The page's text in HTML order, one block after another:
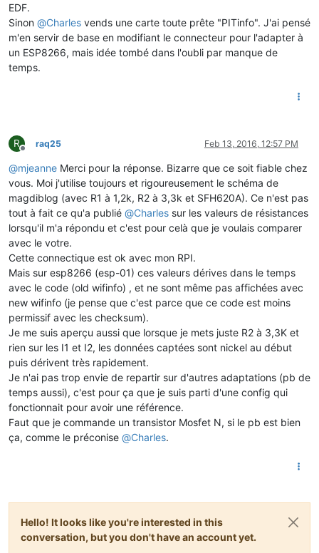
EDF.
Sinon @Charles vends une carte toute prête "PITinfo". J'ai pensé
m'en servir de base en modifiant le connecteur pour l'adapter à
un ESP8266, mais idée tombé dans l'oubli par manque de
temps.
R
Offline
raq25 Feb 13, 2016, 12:57 PM
@mjeanne Merci pour la réponse. Bizarre que ce soit fiable chez
vous. Moi j'utilise toujours et rigoureusement le schéma de
magdiblog (avec R1 à 1,2k, R2 à 3,3k et SFH620A). Ce n'est pas
tout à fait ce qu'a publié @Charles sur les valeurs de résistances
lorsqu'il m'a répondu et c'est pour celà que je voulais comparer
avec le votre.
Cette connectique est ok avec mon RPI.
Mais sur esp8266 (esp-01) ces valeurs dérives dans le temps
avec le code (old wifinfo) , et ne sont même pas affichées avec
new wifinfo (je pense que c'est parce que ce code est moins
permissif avec les checksum).
Je me suis aperçu aussi que lorsque je mets juste R2 à 3,3K et
rien sur les I1 et I2, les données captées sont nickel au début
puis dérivent très rapidement.
Je n'ai pas trop envie de repartir sur d'autres adaptations (pb de
temps aussi), c'est pour ça que je suis parti d'une config qui
fonctionnait pour avoir une référence.
Faut que je commande un transistor Mosfet N, si le pb est bien
ça, comme le préconise @Charles.
Hello! It looks like you're interested in this
conversation, but you don't have an account yet.